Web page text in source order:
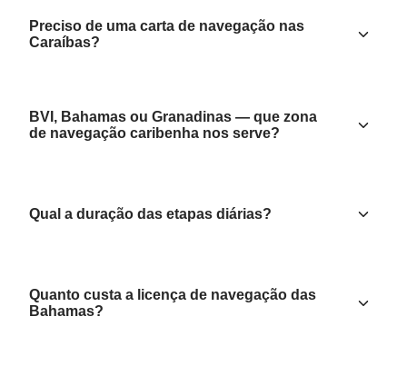
Preciso de uma carta de navegação nas
Caraíbas?
BVI, Bahamas ou Granadinas — que zona
de navegação caribenha nos serve?
Qual a duração das etapas diárias?
Quanto custa a licença de navegação das
Bahamas?